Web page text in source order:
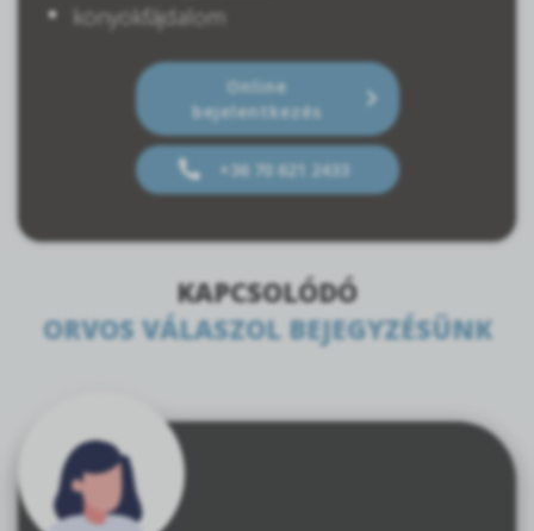
könyökfájdalom
Online
bejelentkezés
+36 70 621 2433
KAPCSOLÓDÓ
ORVOS VÁLASZOL BEJEGYZÉSÜNK